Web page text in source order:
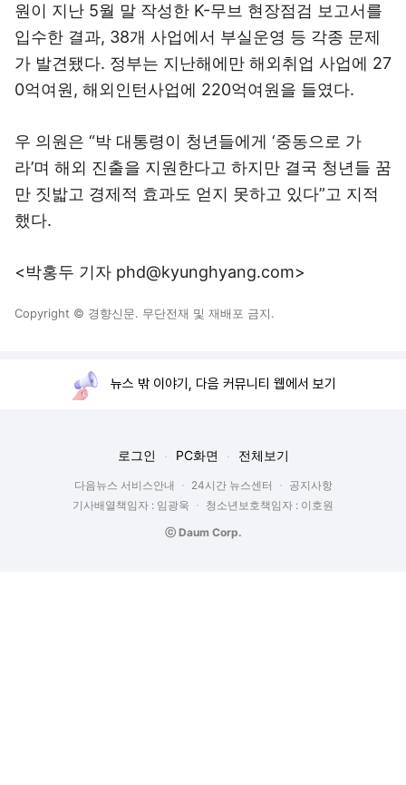
원이 지난 5월 말 작성한 K-무브 현장점검 보고서를
입수한 결과, 38개 사업에서 부실운영 등 각종 문제
가 발견됐다. 정부는 지난해에만 해외취업 사업에 27
0억여원, 해외인턴사업에 220억여원을 들였다.
우 의원은 “박 대통령이 청년들에게 ‘중동으로 가
라’며 해외 진출을 지원한다고 하지만 결국 청년들 꿈
만 짓밟고 경제적 효과도 얻지 못하고 있다”고 지적
했다.
<박홍두 기자 phd@kyunghyang.com>
Copyright © 경향신문. 무단전재 및 재배포 금지.
뉴스 밖 이야기, 다음 커뮤니티 웹에서 보기
로그인 PC화면 전체보기
다음뉴스 서비스안내 24시간 뉴스센터
공지사항
기사배열책임자 : 임광욱
청소년보호책임자 : 이호원
ⓒ Daum Corp.